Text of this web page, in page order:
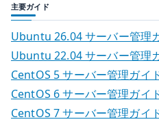
主要ガイド
Ubuntu 26.04 サーバー管理
Ubuntu 22.04 サーバー管理
CentOS 5 サーバー管理ガイ
CentOS 6 サーバー管理ガイ
CentOS 7 サーバー管理ガイ